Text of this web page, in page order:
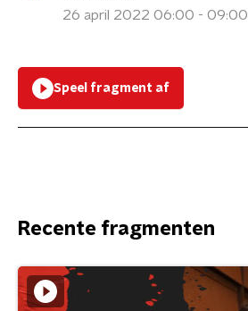
26 april 2022 06:00 - 09:00
Speel fragment af
Recente fragmenten